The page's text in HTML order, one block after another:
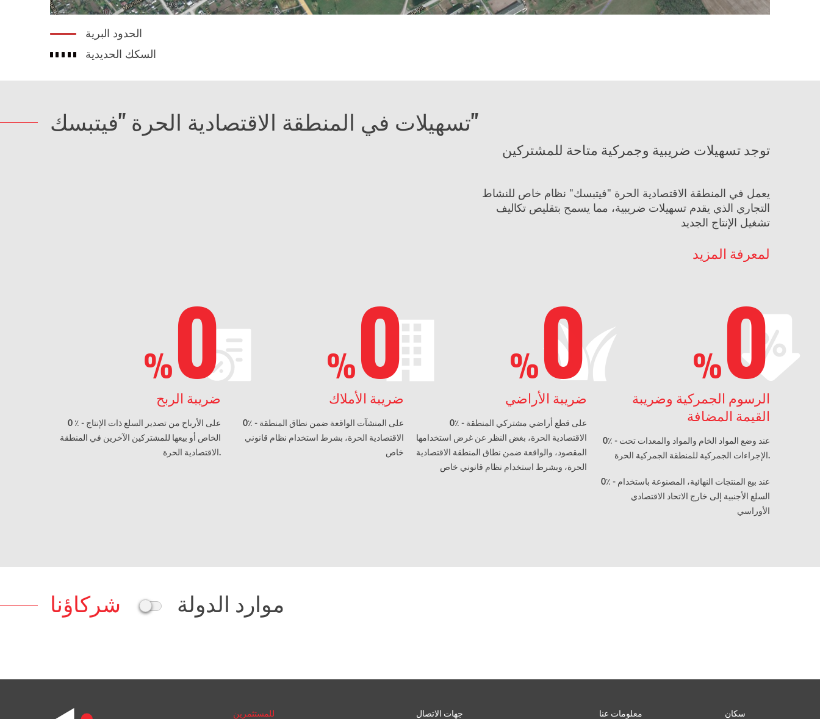
الحدود البرية
السكك الحديدية
تسهيلات في المنطقة الاقتصادية الحرة "فيتبسك"
توجد تسهيلات ضريبية وجمركية متاحة للمشتركين
يعمل في المنطقة الاقتصادية الحرة "فيتبسك" نظام خاص للنشاط
التجاري الذي يقدم تسهيلات ضريبية، مما يسمح بتقليص تكاليف
تشغيل الإنتاج الجديد
لمعرفة المزيد
%0
ضريبة الربح
0 ٪ - على الأرباح من تصدير السلع ذات الإنتاج
الخاص أو بيعها للمشتركين الآخرين في المنطقة
الاقتصادية الحرة.
%0
ضريبة الأملاك
0٪ - على المنشآت الواقعة ضمن نطاق المنطقة
الاقتصادية الحرة، بشرط استخدام نظام قانوني
خاص
%0
ضريبة الأراضي
0٪ - على قطع أراضي مشتركي المنطقة
الاقتصادية الحرة، بغض النظر عن غرض استخدامها
المقصود، والواقعة ضمن نطاق المنطقة الاقتصادية
الحرة، وبشرط استخدام نظام قانوني خاص
%0
الرسوم الجمركية وضريبة
القيمة المضافة
0٪ - عند وضع المواد الخام والمواد والمعدات تحت
الإجراءات الجمركية للمنطقة الجمركية الحرة.
0٪ - عند بيع المنتجات النهائية، المصنوعة باستخدام
السلع الأجنبية إلى خارج الاتحاد الاقتصادي
الأوراسي
شركاؤنا موارد الدولة
للمستثمرين جهات الاتصال معلومات عنا سكان